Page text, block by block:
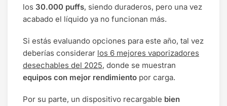
los 30.000 puffs, siendo duraderos, pero una vez
acabado el líquido ya no funcionan más.
Si estás evaluando opciones para este año, tal vez
deberías considerar los 6 mejores vaporizadores
desechables del 2025, donde se muestran
equipos con mejor rendimiento por carga.
Por su parte, un dispositivo recargable bien